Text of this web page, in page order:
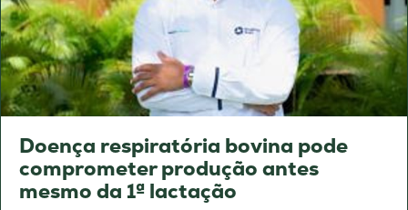
Doença respiratória bovina pode
comprometer produção antes
mesmo da 1ª lactação